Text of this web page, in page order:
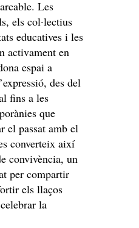
Les
els col·lectius
educatives i les
activament en
espai a
des del
fins a les
que
el passat amb el
converteix així
convivència, un
per compartir
els llaços
la